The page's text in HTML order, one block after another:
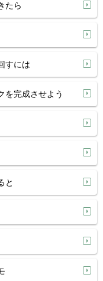
たら
すには
を完成させよう
と